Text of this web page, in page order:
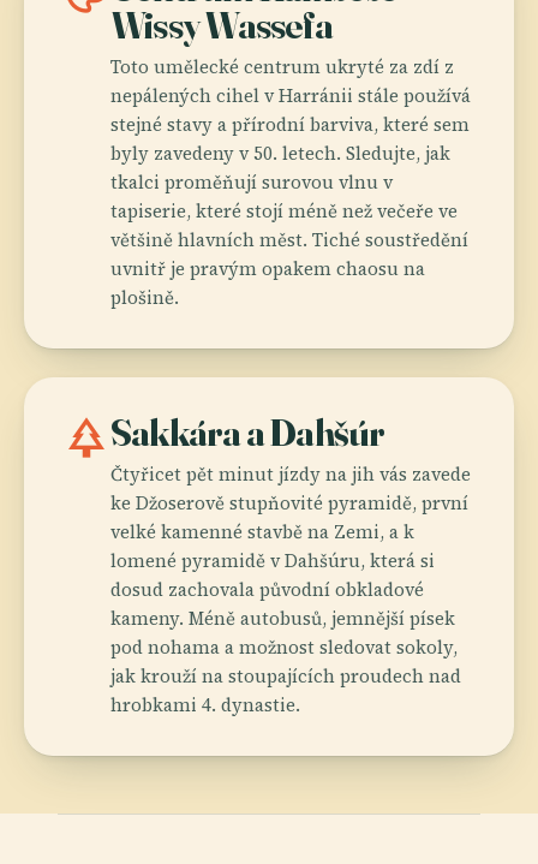
Wissy Wassefa
Toto umělecké centrum ukryté za zdí z
nepálených cihel v Harránii stále používá
stejné stavy a přírodní barviva, které sem
byly zavedeny v 50. letech. Sledujte, jak
tkalci proměňují surovou vlnu v
tapiserie, které stojí méně než večeře ve
většině hlavních měst. Tiché soustředění
uvnitř je pravým opakem chaosu na
plošině.
parkSakkára a Dahšúr
Čtyřicet pět minut jízdy na jih vás zavede
ke Džoserově stupňovité pyramidě, první
velké kamenné stavbě na Zemi, a k
lomené pyramidě v Dahšúru, která si
dosud zachovala původní obkladové
kameny. Méně autobusů, jemnější písek
pod nohama a možnost sledovat sokoly,
jak krouží na stoupajících proudech nad
hrobkami 4. dynastie.